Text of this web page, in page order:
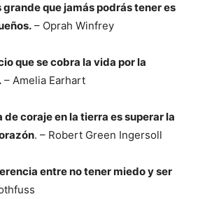
grande que jamás podrás tener es
– Oprah Winfrey
que se cobra la vida por la
– Amelia Earhart
de coraje en la tierra es superar la
. – Robert Green Ingersoll
entre no tener miedo y ser